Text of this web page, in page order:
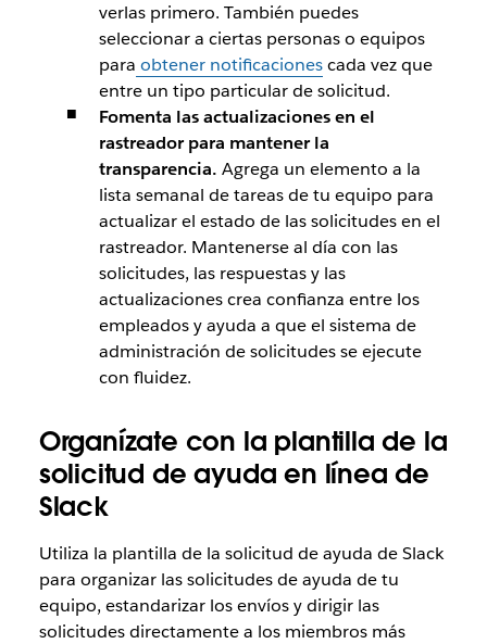
verlas primero. También puedes
seleccionar a ciertas personas o equipos
para obtener notificacionescada vez que
entre un tipo particular de solicitud.
Fomenta las actualizaciones en el
rastreador para mantener la
transparencia. Agrega un elemento a la
lista semanal de tareas de tu equipo para
actualizar el estado de las solicitudes en el
rastreador. Mantenerse al día con las
solicitudes, las respuestas y las
actualizaciones crea confianza entre los
empleados y ayuda a que el sistema de
administración de solicitudes se ejecute
con fluidez.
Organízate con la plantilla de la
solicitud de ayuda en línea de
Slack
Utiliza la plantilla de la solicitud de ayuda de Slack
para organizar las solicitudes de ayuda de tu
equipo, estandarizar los envíos y dirigir las
solicitudes directamente a los miembros más